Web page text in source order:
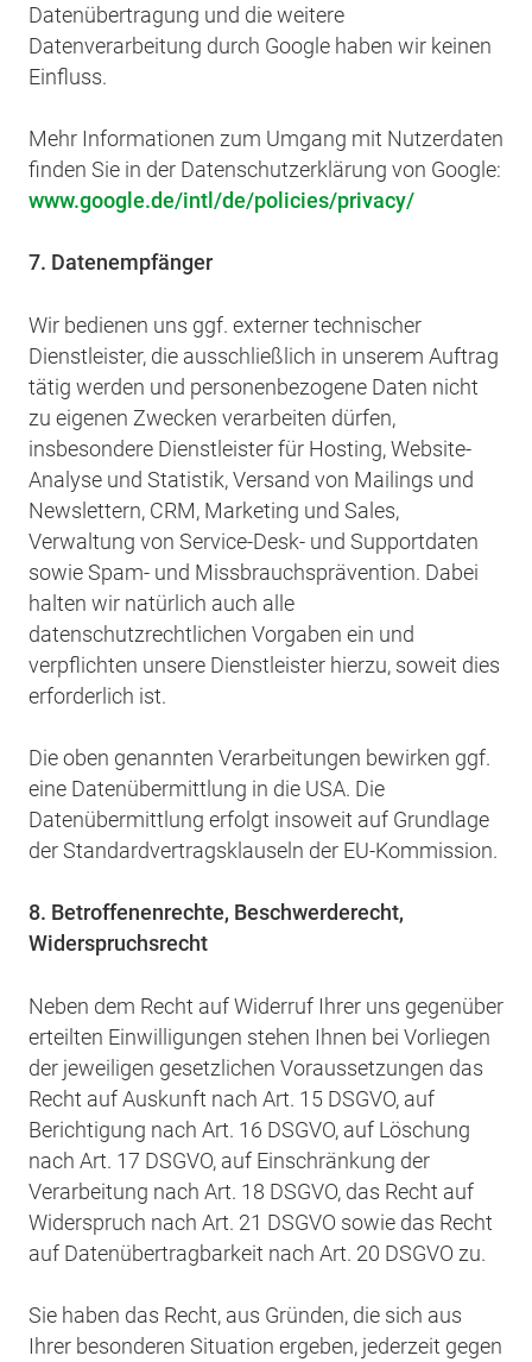
Datenübertragung und die weitere
Datenverarbeitung durch Google haben wir keinen
Einfluss.
Mehr Informationen zum Umgang mit Nutzerdaten
finden Sie in der Datenschutzerklärung von Google:
www.google.de/intl/de/policies/privacy/
7. Datenempfänger
Wir bedienen uns ggf. externer technischer
Dienstleister, die ausschließlich in unserem Auftrag
tätig werden und personenbezogene Daten nicht
zu eigenen Zwecken verarbeiten dürfen,
insbesondere Dienstleister für Hosting, Website-
Analyse und Statistik, Versand von Mailings und
Newslettern, CRM, Marketing und Sales,
Verwaltung von Service-Desk- und Supportdaten
sowie Spam- und Missbrauchsprävention. Dabei
halten wir natürlich auch alle
datenschutzrechtlichen Vorgaben ein und
verpflichten unsere Dienstleister hierzu, soweit dies
erforderlich ist.
Die oben genannten Verarbeitungen bewirken ggf.
eine Datenübermittlung in die USA. Die
Datenübermittlung erfolgt insoweit auf Grundlage
der Standardvertragsklauseln der EU-Kommission.
8. Betroffenenrechte, Beschwerderecht,
Widerspruchsrecht
Neben dem Recht auf Widerruf Ihrer uns gegenüber
erteilten Einwilligungen stehen Ihnen bei Vorliegen
der jeweiligen gesetzlichen Voraussetzungen das
Recht auf Auskunft nach Art. 15 DSGVO, auf
Berichtigung nach Art. 16 DSGVO, auf Löschung
nach Art. 17 DSGVO, auf Einschränkung der
Verarbeitung nach Art. 18 DSGVO, das Recht auf
Widerspruch nach Art. 21 DSGVO sowie das Recht
auf Datenübertragbarkeit nach Art. 20 DSGVO zu.
Sie haben das Recht, aus Gründen, die sich aus
Ihrer besonderen Situation ergeben, jederzeit gegen